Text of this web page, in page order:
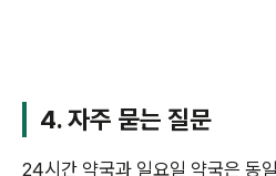
4. 자주 묻는 질문
24시간 약국과 일요일 약국은 동